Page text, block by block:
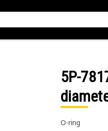
5P-
O-ring